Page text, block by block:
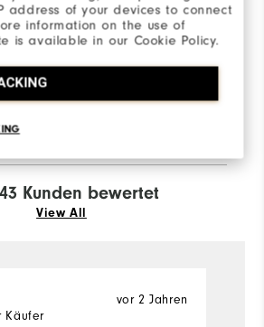
address of your devices to connect
information on the use of
is available in our Cookie Policy.
7
0
der Anwortgeber würden es
Kunden bewertet
View All
vor 2 Jahren
Käufer